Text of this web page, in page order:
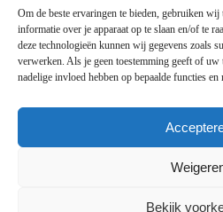
Om de beste ervaringen te bieden, gebruiken
informatie over je apparaat op te slaan en/of te
deze technologieën kunnen wij gegevens zoals
verwerken. Als je geen toestemming geeft of
nadelige invloed hebben op bepaalde functies en
Bekijk
Snel naar
Presentaties
Contact